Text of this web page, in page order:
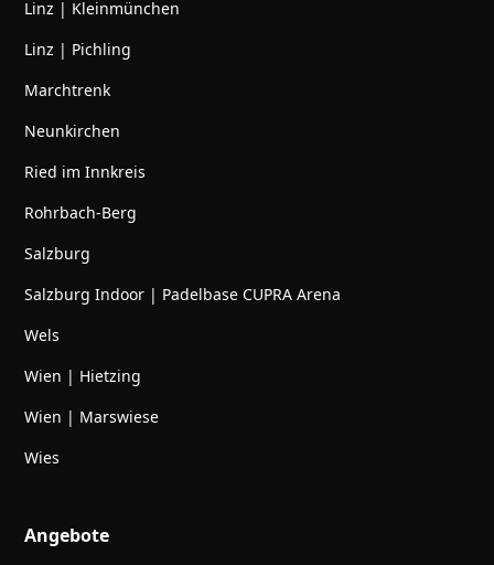
Linz | Kleinmünchen
Linz | Pichling
Marchtrenk
Neunkirchen
Ried im Innkreis
Rohrbach-Berg
Salzburg
Salzburg Indoor | Padelbase CUPRA Arena
Wels
Wien | Hietzing
Wien | Marswiese
Wies
Angebote